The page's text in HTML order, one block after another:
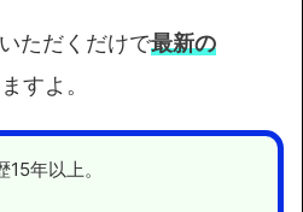
ただくだけで最新の
すよ。
年以上。